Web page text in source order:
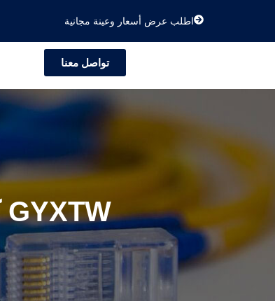
اطلب عرض أسعار وعينة مجانية
تواصل معنا
كابل الألياف الضوئية الخارجي المدرع الأحادي GYXTW